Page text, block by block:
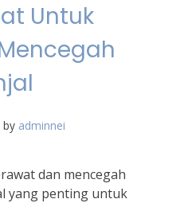
Untuk
by adminnei
dan mencegah
yang penting untuk